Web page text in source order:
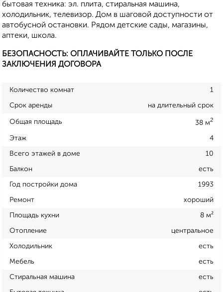
бытовая техника: эл. плита, стиральная машина,
холодильник, телевизор. Дом в шаговой доступности от
автобусной остановки. Рядом детские сады, магазины,
аптеки, школа.
БЕЗОПАСНОСТЬ: ОПЛАЧИВАЙТЕ ТОЛЬКО ПОСЛЕ
ЗАКЛЮЧЕНИЯ ДОГОВОРА
Количество комнат 1
Срок аренды на длительный срок
Общая площадь 38 м2
Этаж 4
Всего этажей в доме 10
Балкон есть
Год постройки дома 1993
Ремонт хороший
Площадь кухни 8 м²
Отопление центральное
Холодильник есть
Мебель есть
Стиральная машина есть